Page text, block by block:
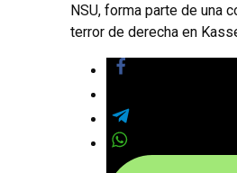
NSU, forma parte de una
terror de derecha en